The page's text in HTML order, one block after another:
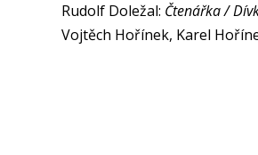
Rudolf Doležal: Čtenářka /
Vojtěch Hořínek, Karel